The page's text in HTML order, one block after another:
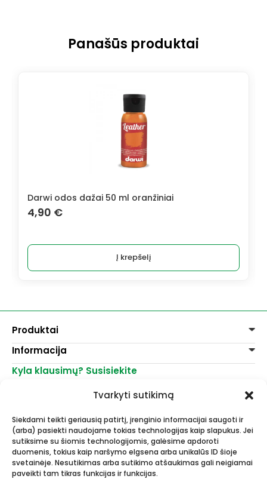
Tvarkyti sutikimą
Siekdami teikti geriausią patirtį, įrenginio informacijai saugoti ir
(arba) pasiekti naudojame tokias technologijas kaip slapukus. Jei
sutiksime su šiomis technologijomis, galėsime apdoroti
duomenis, tokius kaip naršymo elgsena arba unikalūs ID šioje
svetainėje. Nesutikimas arba sutikimo atšaukimas gali neigiamai
paveikti tam tikras funkcijas ir funkcijas.
Panašūs produktai
Darwi odos dažai 50 ml oranžiniai
4,90 €
Į krepšelį
Produktai
Dažai
Dekoravimui
Lakai, skiedikliai
Akvarelinis popierius
Molbertai
Keramikams ir skulptoriams
FIMO modelinas
Drobės, porėmiai
Mokyklinės ir biuro prekės
Informacija
Pirkimo taisyklės
Parduotuvės
Kyla klausimų? Susisiekite
info@menomuza.lt
Dailės, dailininkų reikmenys -
didmeninė ir mažmeninė prekyba.
Esame Stipriausi Lietuvoje 2023